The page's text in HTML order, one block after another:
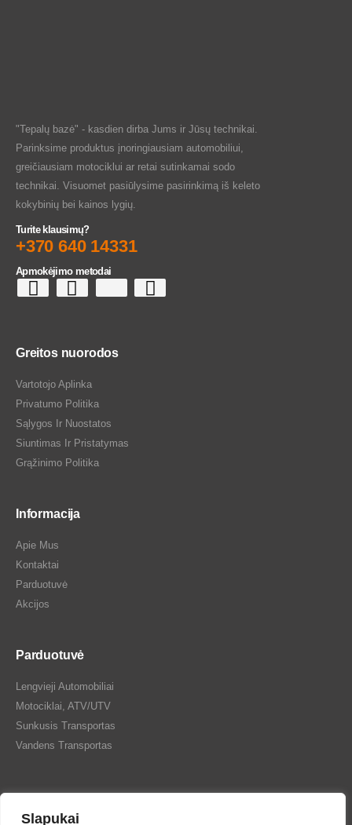
Slapukai
"Tepalų bazė" - kasdien dirba Jums ir Jūsų technikai.
Parinksime produktus įnoringiausiam automobiliui,
greičiausiam motociklui ar retai sutinkamai sodo
technikai. Visuomet pasiūlysime pasirinkimą iš keleto
kokybinių bei kainos lygių.
Turite klausimų?
+370 640 14331
Apmokėjimo metodai
Greitos nuorodos
Vartotojo Aplinka
Privatumo Politika
Sąlygos Ir Nuostatos
Siuntimas Ir Pristatymas
Grąžinimo Politika
Informacija
Apie Mus
Kontaktai
Parduotuvė
Akcijos
Parduotuvė
Lengvieji Automobiliai
Motociklai, ATV/UTV
Sunkusis Transportas
Vandens Transportas